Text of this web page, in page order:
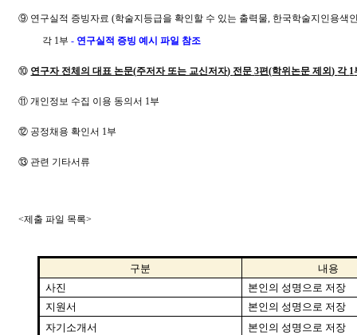
⑨ 연구실적 증빙자료(학술지등급을 확인할 수 있는 출력물, 한국학술지인용색
각 1부- 연구실적 증빙 예시 파일 참조
⑩ 연구자 전체의 대표 논문(주저자 또는 교신저자) 전문3편(학위논문 제외) 각 1
⑪개인정보 수집 이용 동의서 1부
⑫ 공정채용 확인서 1부
⑬ 관련 기타서류
<제출 파일 목록>
구분
내용
사진
본인의 성명으로 저장
지원서
본인의 성명으로 저장
자기소개서
본인의 성명으로 저장